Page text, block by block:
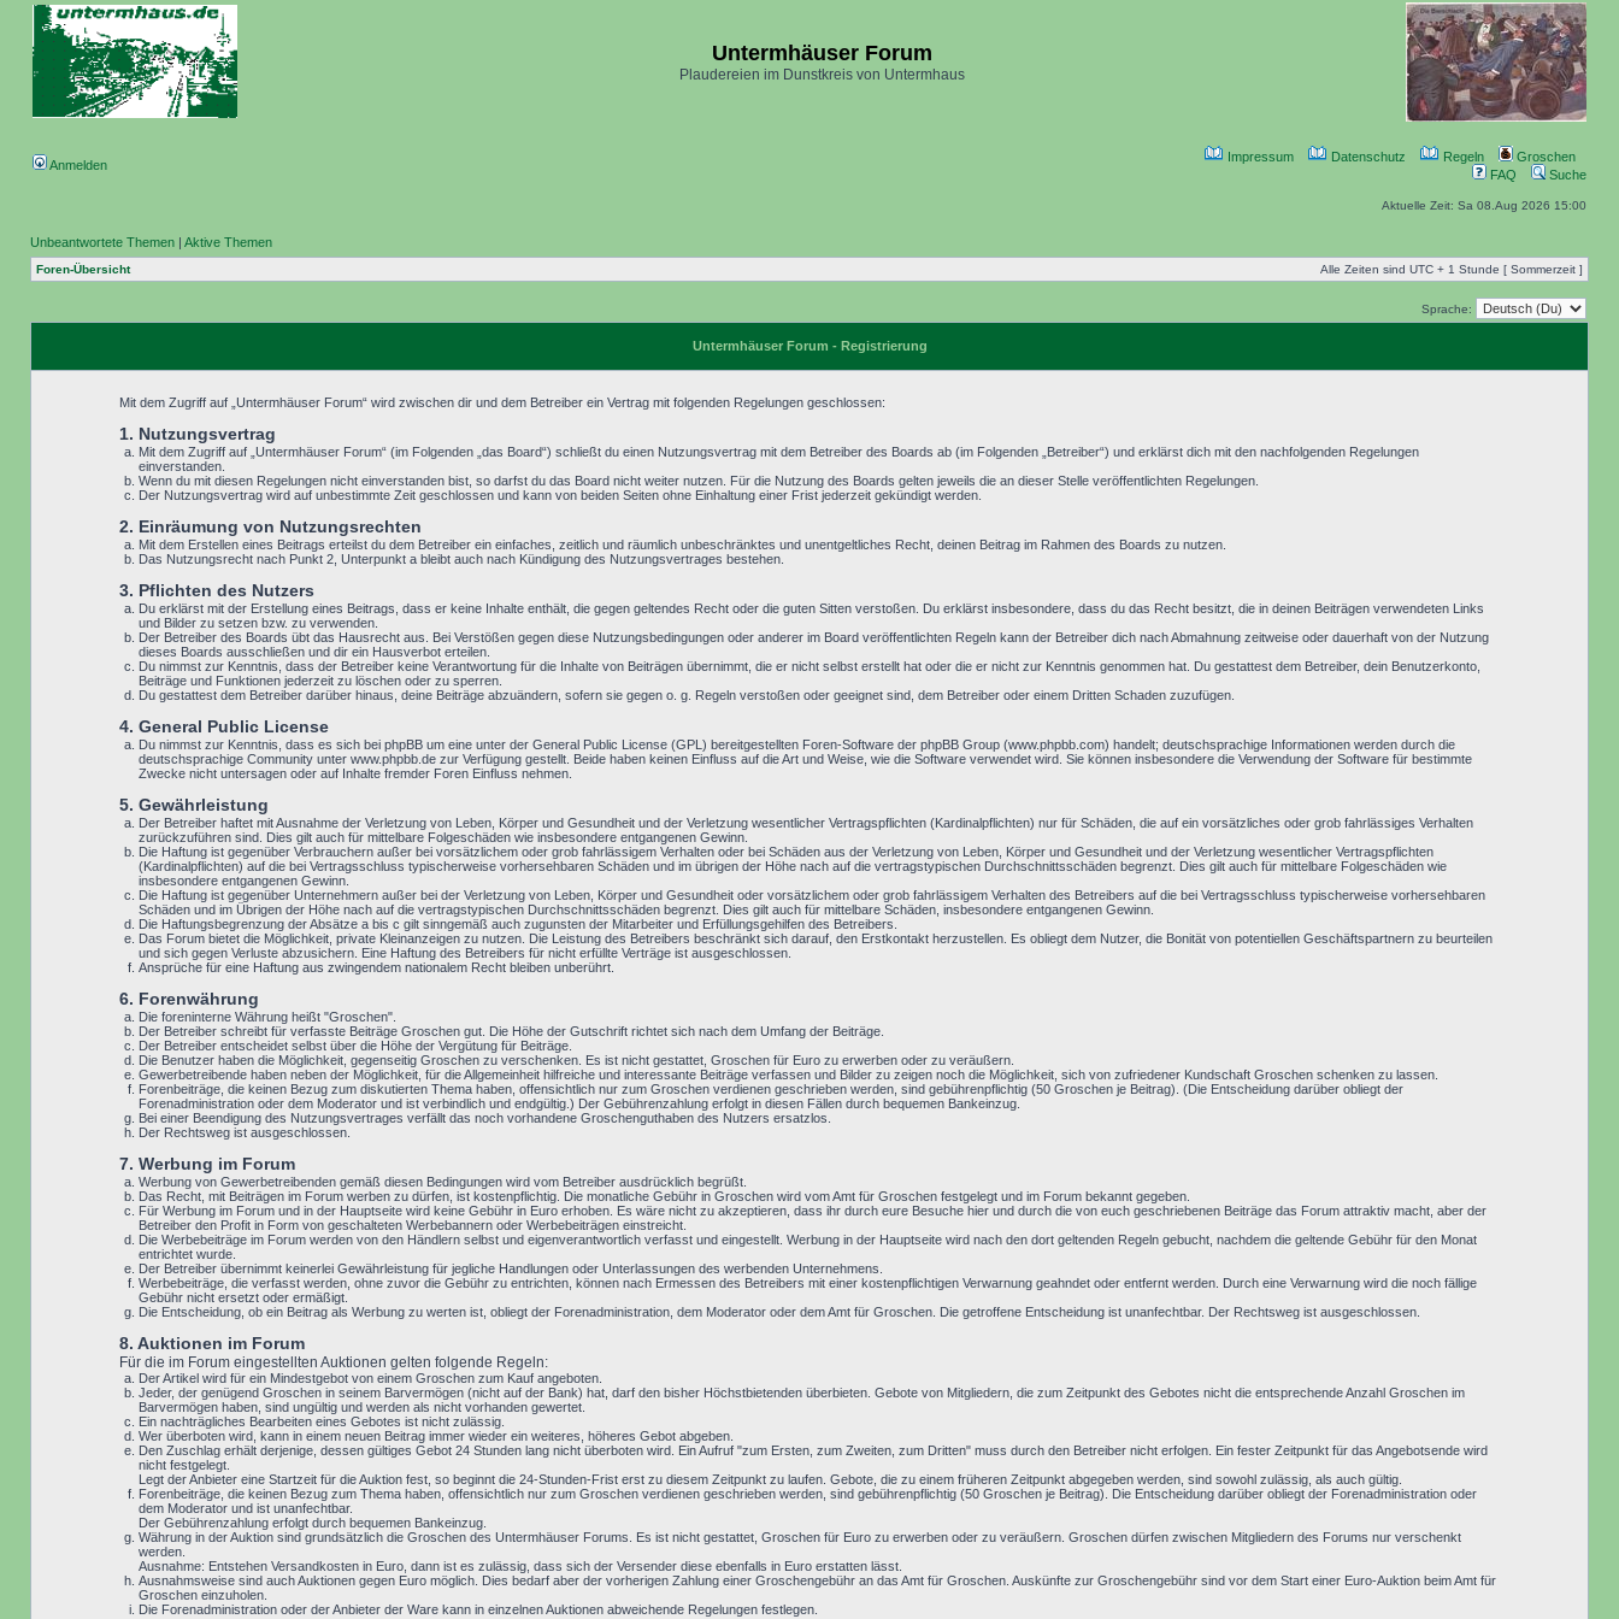
Untermhäuser Forum
Plaudereien im Dunstkreis von Untermhaus
Anmelden
Impressum Datenschutz Regeln
Groschen
FAQ
Suche
Aktuelle Zeit: Sa 08.Aug 2026 15:00
Unbeantwortete Themen | Aktive Themen
Foren-Übersicht Alle Zeiten sind UTC + 1 Stunde [ Sommerzeit ]
Sprache:
Untermhäuser Forum - Registrierung
Mit dem Zugriff auf „Untermhäuser Forum“ wird zwischen dir und dem Betreiber ein Vertrag mit folgenden Regelungen geschlossen:
1. Nutzungsvertrag
Mit dem Zugriff auf „Untermhäuser Forum“ (im Folgenden „das Board“) schließt du einen Nutzungsvertrag mit dem Betreiber des Boards ab (im Folgenden „Betreiber“) und erklärst dich mit den nachfolgenden Regelungen
einverstanden.
Wenn du mit diesen Regelungen nicht einverstanden bist, so darfst du das Board nicht weiter nutzen. Für die Nutzung des Boards gelten jeweils die an dieser Stelle veröffentlichten Regelungen.
Der Nutzungsvertrag wird auf unbestimmte Zeit geschlossen und kann von beiden Seiten ohne Einhaltung einer Frist jederzeit gekündigt werden.
2. Einräumung von Nutzungsrechten
Mit dem Erstellen eines Beitrags erteilst du dem Betreiber ein einfaches, zeitlich und räumlich unbeschränktes und unentgeltliches Recht, deinen Beitrag im Rahmen des Boards zu nutzen.
Das Nutzungsrecht nach Punkt 2, Unterpunkt a bleibt auch nach Kündigung des Nutzungsvertrages bestehen.
3. Pflichten des Nutzers
Du erklärst mit der Erstellung eines Beitrags, dass er keine Inhalte enthält, die gegen geltendes Recht oder die guten Sitten verstoßen. Du erklärst insbesondere, dass du das Recht besitzt, die in deinen Beiträgen verwendeten Links
und Bilder zu setzen bzw. zu verwenden.
Der Betreiber des Boards übt das Hausrecht aus. Bei Verstößen gegen diese Nutzungsbedingungen oder anderer im Board veröffentlichten Regeln kann der Betreiber dich nach Abmahnung zeitweise oder dauerhaft von der Nutzung
dieses Boards ausschließen und dir ein Hausverbot erteilen.
Du nimmst zur Kenntnis, dass der Betreiber keine Verantwortung für die Inhalte von Beiträgen übernimmt, die er nicht selbst erstellt hat oder die er nicht zur Kenntnis genommen hat. Du gestattest dem Betreiber, dein Benutzerkonto,
Beiträge und Funktionen jederzeit zu löschen oder zu sperren.
Du gestattest dem Betreiber darüber hinaus, deine Beiträge abzuändern, sofern sie gegen o. g. Regeln verstoßen oder geeignet sind, dem Betreiber oder einem Dritten Schaden zuzufügen.
4. General Public License
Du nimmst zur Kenntnis, dass es sich bei phpBB um eine unter der General Public License (GPL) bereitgestellten Foren-Software der phpBB Group (www.phpbb.com) handelt; deutschsprachige Informationen werden durch die
deutschsprachige Community unter www.phpbb.de zur Verfügung gestellt. Beide haben keinen Einfluss auf die Art und Weise, wie die Software verwendet wird. Sie können insbesondere die Verwendung der Software für bestimmte
Zwecke nicht untersagen oder auf Inhalte fremder Foren Einfluss nehmen.
5. Gewährleistung
Der Betreiber haftet mit Ausnahme der Verletzung von Leben, Körper und Gesundheit und der Verletzung wesentlicher Vertragspflichten (Kardinalpflichten) nur für Schäden, die auf ein vorsätzliches oder grob fahrlässiges Verhalten
zurückzuführen sind. Dies gilt auch für mittelbare Folgeschäden wie insbesondere entgangenen Gewinn.
Die Haftung ist gegenüber Verbrauchern außer bei vorsätzlichem oder grob fahrlässigem Verhalten oder bei Schäden aus der Verletzung von Leben, Körper und Gesundheit und der Verletzung wesentlicher Vertragspflichten
(Kardinalpflichten) auf die bei Vertragsschluss typischerweise vorhersehbaren Schäden und im übrigen der Höhe nach auf die vertragstypischen Durchschnittsschäden begrenzt. Dies gilt auch für mittelbare Folgeschäden wie
insbesondere entgangenen Gewinn.
Die Haftung ist gegenüber Unternehmern außer bei der Verletzung von Leben, Körper und Gesundheit oder vorsätzlichem oder grob fahrlässigem Verhalten des Betreibers auf die bei Vertragsschluss typischerweise vorhersehbaren
Schäden und im Übrigen der Höhe nach auf die vertragstypischen Durchschnittsschäden begrenzt. Dies gilt auch für mittelbare Schäden, insbesondere entgangenen Gewinn.
Die Haftungsbegrenzung der Absätze a bis c gilt sinngemäß auch zugunsten der Mitarbeiter und Erfüllungsgehilfen des Betreibers.
Das Forum bietet die Möglichkeit, private Kleinanzeigen zu nutzen. Die Leistung des Betreibers beschränkt sich darauf, den Erstkontakt herzustellen. Es obliegt dem Nutzer, die Bonität von potentiellen Geschäftspartnern zu beurteilen
und sich gegen Verluste abzusichern. Eine Haftung des Betreibers für nicht erfüllte Verträge ist ausgeschlossen.
Ansprüche für eine Haftung aus zwingendem nationalem Recht bleiben unberührt.
6. Forenwährung
Die foreninterne Währung heißt "Groschen".
Der Betreiber schreibt für verfasste Beiträge Groschen gut. Die Höhe der Gutschrift richtet sich nach dem Umfang der Beiträge.
Der Betreiber entscheidet selbst über die Höhe der Vergütung für Beiträge.
Die Benutzer haben die Möglichkeit, gegenseitig Groschen zu verschenken. Es ist nicht gestattet, Groschen für Euro zu erwerben oder zu veräußern.
Gewerbetreibende haben neben der Möglichkeit, für die Allgemeinheit hilfreiche und interessante Beiträge verfassen und Bilder zu zeigen noch die Möglichkeit, sich von zufriedener Kundschaft Groschen schenken zu lassen.
Forenbeiträge, die keinen Bezug zum diskutierten Thema haben, offensichtlich nur zum Groschen verdienen geschrieben werden, sind gebührenpflichtig (50 Groschen je Beitrag). (Die Entscheidung darüber obliegt der
Forenadministration oder dem Moderator und ist verbindlich und endgültig.) Der Gebührenzahlung erfolgt in diesen Fällen durch bequemen Bankeinzug.
Bei einer Beendigung des Nutzungsvertrages verfällt das noch vorhandene Groschenguthaben des Nutzers ersatzlos.
Der Rechtsweg ist ausgeschlossen.
7. Werbung im Forum
Werbung von Gewerbetreibenden gemäß diesen Bedingungen wird vom Betreiber ausdrücklich begrüßt.
Das Recht, mit Beiträgen im Forum werben zu dürfen, ist kostenpflichtig. Die monatliche Gebühr in Groschen wird vom Amt für Groschen festgelegt und im Forum bekannt gegeben.
Für Werbung im Forum und in der Hauptseite wird keine Gebühr in Euro erhoben. Es wäre nicht zu akzeptieren, dass ihr durch eure Besuche hier und durch die von euch geschriebenen Beiträge das Forum attraktiv macht, aber der
Betreiber den Profit in Form von geschalteten Werbebannern oder Werbebeiträgen einstreicht.
Die Werbebeiträge im Forum werden von den Händlern selbst und eigenverantwortlich verfasst und eingestellt. Werbung in der Hauptseite wird nach den dort geltenden Regeln gebucht, nachdem die geltende Gebühr für den Monat
entrichtet wurde.
Der Betreiber übernimmt keinerlei Gewährleistung für jegliche Handlungen oder Unterlassungen des werbenden Unternehmens.
Werbebeiträge, die verfasst werden, ohne zuvor die Gebühr zu entrichten, können nach Ermessen des Betreibers mit einer kostenpflichtigen Verwarnung geahndet oder entfernt werden. Durch eine Verwarnung wird die noch fällige
Gebühr nicht ersetzt oder ermäßigt.
Die Entscheidung, ob ein Beitrag als Werbung zu werten ist, obliegt der Forenadministration, dem Moderator oder dem Amt für Groschen. Die getroffene Entscheidung ist unanfechtbar. Der Rechtsweg ist ausgeschlossen.
8. Auktionen im Forum
Für die im Forum eingestellten Auktionen gelten folgende Regeln:
Der Artikel wird für ein Mindestgebot von einem Groschen zum Kauf angeboten.
Jeder, der genügend Groschen in seinem Barvermögen (nicht auf der Bank) hat, darf den bisher Höchstbietenden überbieten. Gebote von Mitgliedern, die zum Zeitpunkt des Gebotes nicht die entsprechende Anzahl Groschen im
Barvermögen haben, sind ungültig und werden als nicht vorhanden gewertet.
Ein nachträgliches Bearbeiten eines Gebotes ist nicht zulässig.
Wer überboten wird, kann in einem neuen Beitrag immer wieder ein weiteres, höheres Gebot abgeben.
Den Zuschlag erhält derjenige, dessen gültiges Gebot 24 Stunden lang nicht überboten wird. Ein Aufruf "zum Ersten, zum Zweiten, zum Dritten" muss durch den Betreiber nicht erfolgen. Ein fester Zeitpunkt für das Angebotsende wird
nicht festgelegt.
Legt der Anbieter eine Startzeit für die Auktion fest, so beginnt die 24-Stunden-Frist erst zu diesem Zeitpunkt zu laufen. Gebote, die zu einem früheren Zeitpunkt abgegeben werden, sind sowohl zulässig, als auch gültig.
Forenbeiträge, die keinen Bezug zum Thema haben, offensichtlich nur zum Groschen verdienen geschrieben werden, sind gebührenpflichtig (50 Groschen je Beitrag). Die Entscheidung darüber obliegt der Forenadministration oder
dem Moderator und ist unanfechtbar.
Der Gebührenzahlung erfolgt durch bequemen Bankeinzug.
Währung in der Auktion sind grundsätzlich die Groschen des Untermhäuser Forums. Es ist nicht gestattet, Groschen für Euro zu erwerben oder zu veräußern. Groschen dürfen zwischen Mitgliedern des Forums nur verschenkt
werden.
Ausnahme: Entstehen Versandkosten in Euro, dann ist es zulässig, dass sich der Versender diese ebenfalls in Euro erstatten lässt.
Ausnahmsweise sind auch Auktionen gegen Euro möglich. Dies bedarf aber der vorherigen Zahlung einer Groschengebühr an das Amt für Groschen. Auskünfte zur Groschengebühr sind vor dem Start einer Euro-Auktion beim Amt für
Groschen einzuholen.
Die Forenadministration oder der Anbieter der Ware kann in einzelnen Auktionen abweichende Regelungen festlegen.